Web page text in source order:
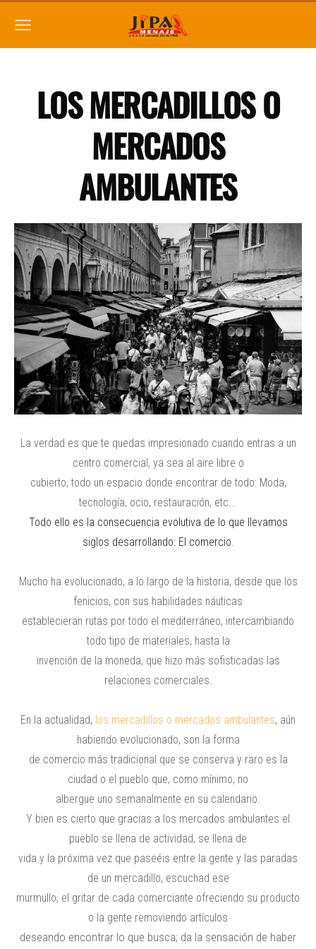
LOS MERCADILLOS O
MERCADOS
AMBULANTES
La verdad es que te quedas impresionado cuando entras a un
centro comercial, ya sea al aire libre o
cubierto, todo un espacio donde encontrar de todo: Moda,
tecnología, ocio, restauración, etc...
Todo ello es la consecuencia evolutiva de lo que llevamos
siglos desarrollando: El comercio.
Mucho ha evolucionado, a lo largo de la historia, desde que los
fenicios, con sus habilidades náuticas
establecieran rutas por todo el mediterráneo, intercambiando
todo tipo de materiales, hasta la
invención de la moneda, que hizo más sofisticadas las
relaciones comerciales.
En la actualidad, los mercadillos o mercados ambulantes, aún
habiendo evolucionado, son la forma
de comercio más tradicional que se conserva y raro es la
ciudad o el pueblo que, como mínimo, no
albergue uno semanalmente en su calendario.
Y bien es cierto que gracias a los mercados ambulantes el
pueblo se llena de actividad, se llena de
vida y la próxima vez que paseéis entre la gente y las paradas
de un mercadillo, escuchad ese
murmullo, el gritar de cada comerciante ofreciendo su producto
o la gente removiendo artículos
deseando encontrar lo que busca; da la sensación de haber